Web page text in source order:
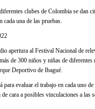
clubes de Colombia se dan
una de las pruebas.
apertura al Festival Nacional de
de 300 niños y niñas de diferentes
Deportivo de Ibagué.
para evaluar el trabajo en cada uno
cara a posibles vinculaciones a las